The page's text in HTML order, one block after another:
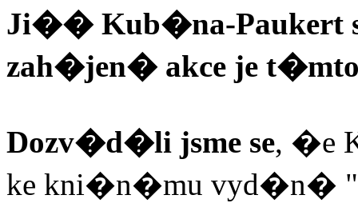
Ji�� Kub�na-Paukert
zah�jen� akce je
Dozv�d�li jsme se, �e
ke kni�n�mu vyd�n�